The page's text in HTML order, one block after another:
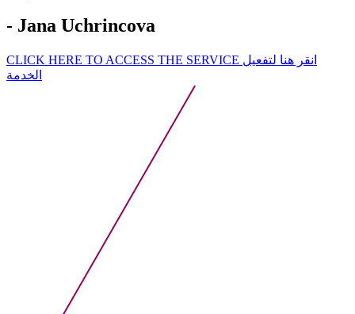
- Jana Uchrincova
CLICK HERE TO ACCESS THE SERVICE انقر هنا لتفعيل
الخدمة